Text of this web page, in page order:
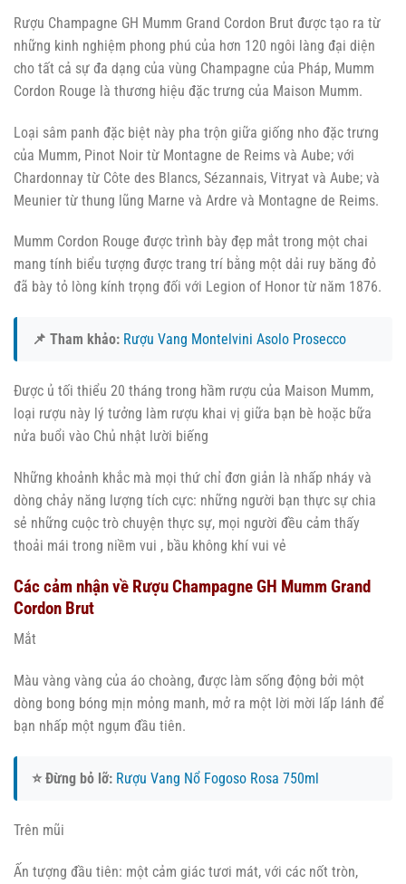
Rượu Champagne GH Mumm Grand Cordon Brut được tạo ra từ
những kinh nghiệm phong phú của hơn 120 ngôi làng đại diện
cho tất cả sự đa dạng của vùng Champagne của Pháp, Mumm
Cordon Rouge là thương hiệu đặc trưng của Maison Mumm.
Loại sâm panh đặc biệt này pha trộn giữa giống nho đặc trưng
của Mumm, Pinot Noir từ Montagne de Reims và Aube; với
Chardonnay từ Côte des Blancs, Sézannais, Vitryat và Aube; và
Meunier từ thung lũng Marne và Ardre và Montagne de Reims.
Mumm Cordon Rouge được trình bày đẹp mắt trong một chai
mang tính biểu tượng được trang trí bằng một dải ruy băng đỏ
đã bày tỏ lòng kính trọng đối với Legion of Honor từ năm 1876.
📌 Tham khảo: Rượu Vang Montelvini Asolo Prosecco
Được ủ tối thiểu 20 tháng trong hầm rượu của Maison Mumm,
loại rượu này lý tưởng làm rượu khai vị giữa bạn bè hoặc bữa
nửa buổi vào Chủ nhật lười biếng
Những khoảnh khắc mà mọi thứ chỉ đơn giản là nhấp nháy và
dòng chảy năng lượng tích cực: những người bạn thực sự chia
sẻ những cuộc trò chuyện thực sự, mọi người đều cảm thấy
thoải mái trong niềm vui , bầu không khí vui vẻ
Các cảm nhận về Rượu Champagne GH Mumm Grand
Cordon Brut
Mắt
Màu vàng vàng của áo choàng, được làm sống động bởi một
dòng bong bóng mịn mỏng manh, mở ra một lời mời lấp lánh để
bạn nhấp một ngụm đầu tiên.
⭐ Đừng bỏ lỡ: Rượu Vang Nổ Fogoso Rosa 750ml
Trên mũi
Ấn tượng đầu tiên: một cảm giác tươi mát, với các nốt tròn,